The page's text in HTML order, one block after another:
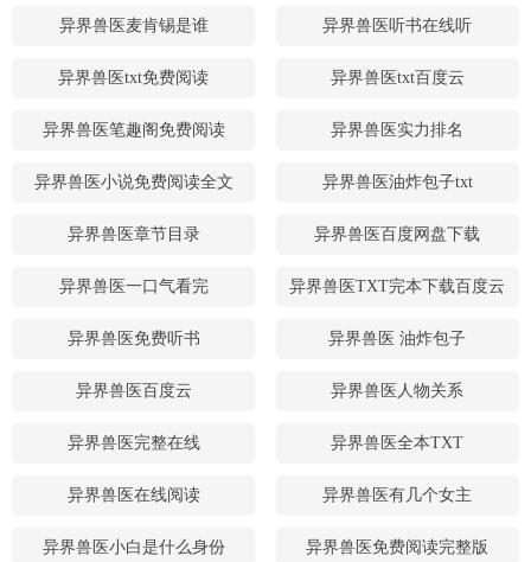
异界兽医麦肯锡是谁 异界兽医听书在线听
异界兽医txt免费阅读 异界兽医txt百度云
异界兽医笔趣阁免费阅读 异界兽医实力排名
异界兽医小说免费阅读全文 异界兽医油炸包子txt
异界兽医章节目录 异界兽医百度网盘下载
异界兽医一口气看完 异界兽医TXT完本下载百度云
异界兽医免费听书 异界兽医 油炸包子
异界兽医百度云 异界兽医人物关系
异界兽医完整在线 异界兽医全本TXT
异界兽医在线阅读 异界兽医有几个女主
异界兽医小白是什么身份 异界兽医免费阅读完整版